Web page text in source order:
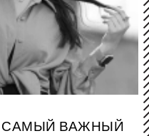
САМЫЙ ВАЖНЫЙ